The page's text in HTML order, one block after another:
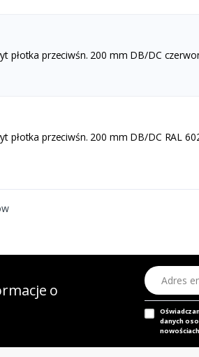
płotka przeciwśn. 200 mm DB/DC
płotka przeciwśn. 200 mm DB/DC RAL
o
Adres email
danych